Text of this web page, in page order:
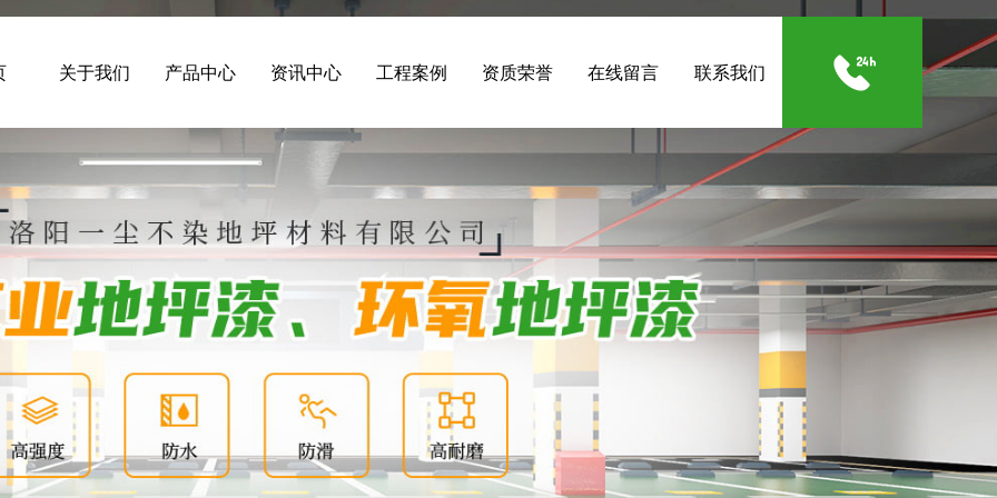
关于我们 产品中心 资讯中心 工程案例 资质荣誉 在线留言 联系我们